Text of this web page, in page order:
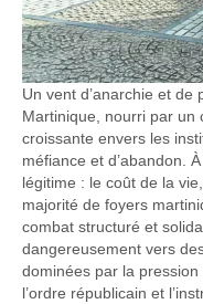
Un vent d’anarchie et de
Martinique, nourri par un
croissante envers les
méfiance et d’abandon.
légitime : le coût de la
majorité de foyers
combat structuré et
dangereusement vers
dominées par la
l’ordre républicain et